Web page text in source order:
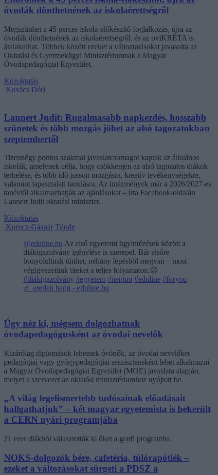
óvodák dönthetnének az iskolaérettségről
Megszűnhet a 45 perces iskola-előkészítő foglalkozás, újra az
óvodák dönthetnének az iskolaérettségről, és az oviKRÉTA is
átalakulhat. Többek között ezeket a változtatásokat javasolta az
Oktatási és Gyermekügyi Minisztériumnak a Magyar
Óvodapedagógiai Egyesület.
Közoktatás
Kovács Dóri
Lannert Judit: Rugalmasabb napkezdés, hosszabb
szünetek és több mozgás jöhet az alsó tagozatokban
szeptembertől
Tizennégy pontos szakmai javaslatcsomagot kaptak az általános
iskolák, amelynek célja, hogy csökkenjen az alsó tagozatos diákok
terhelése, és több idő jusson mozgásra, kreatív tevékenységekre,
valamint tapasztalati tanulásra. Az intézmények már a 2026/2027-es
tanévtől alkalmazhatják az ajánlásokat – írta Facebook-oldalán
Lannert Judit oktatási miniszter.
Közoktatás
Kurucz-Gáspár Tünde
@eduline.hu Az első egyetemi ügyintézések között a
diákigazolvány igénylése is szerepel. Bár elsőre
bonyolultnak tűnhet, néhány lépésből megvan – most
végigvezetünk titeket a teljes folyamaton.😉
#diákigazolvány #egyetem #neptun #eduline #foryou
♬ eredeti hang - eduline.hu
Úgy néz ki, mégsem dolgozhatnak
óvodapedagógusként az óvodai nevelők
Kizárólag diplomások lehetnek óvónők, az óvodai nevelőket
pedagógiai vagy gyógypedagógiai asszisztensként lehet alkalmazni
a Magyar Óvodapedagógiai Egyesület (MOE) javaslata alapján,
melyet a szervezet az oktatási minisztériumhoz nyújtott be.
„A világ legelismertebb tudósainak előadásait
hallgathatjuk” – két magyar egyetemista is bekerült
a CERN nyári programjába
21 ezer diákból választották ki őket a genfi programba.
NOKS-dolgozók bére, cafetéria, túlórapótlék –
ezeket a változásokat sürgeti a PDSZ a